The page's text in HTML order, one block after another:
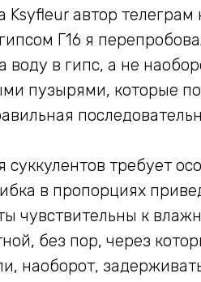
Ksyfleur автор телеграм
Г16 я
воду в гипс, а не
пузырями, которые
суккулентов требует
в пропорциях
чувствительны к
без пор, через
наоборот,